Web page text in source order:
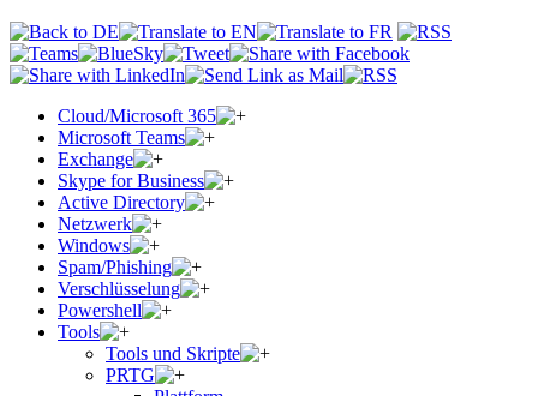
Cloud/Microsoft 365
Microsoft Teams
Exchange
Skype for Business
Active Directory
Netzwerk
Windows
Spam/Phishing
Verschlüsselung
Powershell
Tools
Tools und Skripte
PRTG